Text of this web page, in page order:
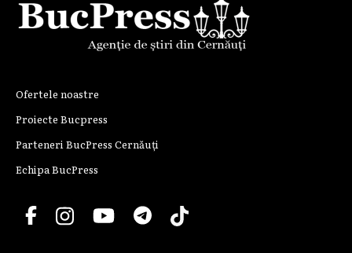
Ofertele noastre
Proiecte Bucpress
Parteneri BucPress Cernăuți
Echipa BucPress